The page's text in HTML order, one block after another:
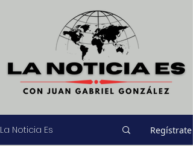
La Noticia Es Regístrate